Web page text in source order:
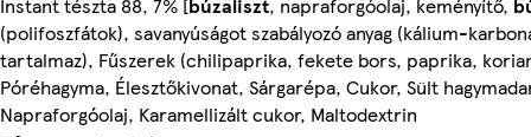
(polifoszfátok), savanyúságot szabályozó anyag (kálium-
tartalmaz), Fűszerek (chilipaprika, fekete bors, paprika,
Póréhagyma, Élesztőkivonat, Sárgarépa, Cukor, Sült
Napraforgóolaj, Karamellizált cukor, Maltodextrin